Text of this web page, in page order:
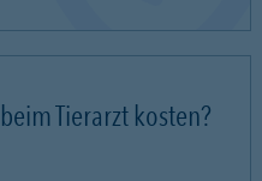
Tierarzt kosten?